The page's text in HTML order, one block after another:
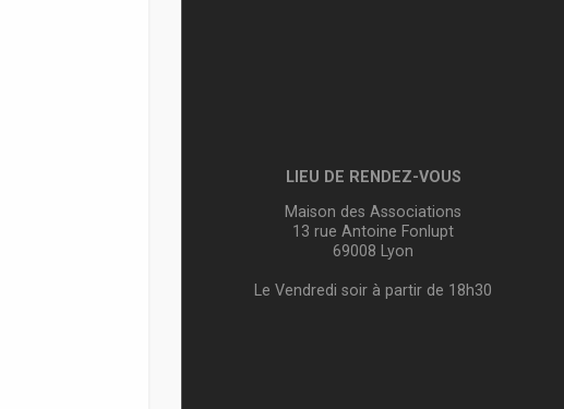
LIEU DE RENDEZ-VOUS
Maison des Associations
13 rue Antoine Fonlupt
69008 Lyon
Le Vendredi soir à partir de 18h30